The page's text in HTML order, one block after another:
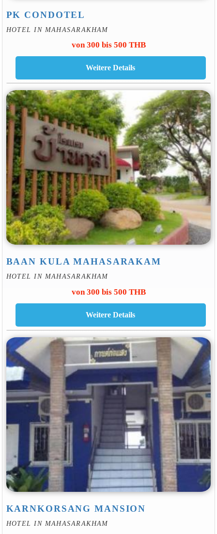
PK CONDOTEL
HOTEL IN MAHASARAKHAM
von 300 bis 500 THB
BAAN KULA MAHASARAKAM
HOTEL IN MAHASARAKHAM
von 300 bis 500 THB
KARNKORSANG MANSION
HOTEL IN MAHASARAKHAM